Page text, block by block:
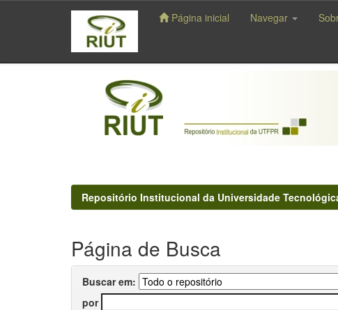
navigation
Página inicial Navegar
Repositório Institucional da Universidade
Página de Busca
Buscar em:
por